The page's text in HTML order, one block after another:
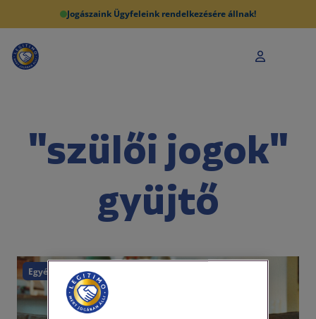
Jogászaink Ügyfeleink rendelkezésére állnak!
"szülői jogok"
gyüjtő
Egyéb